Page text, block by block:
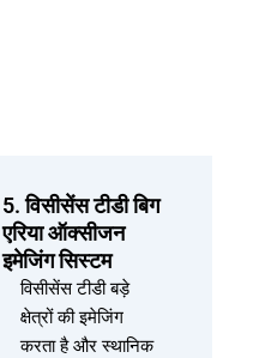
5. विसीसेंस टीडी बिग
एरिया ऑक्सीजन
इमेजिंग सिस्टम
विसीसेंस टीडी बड़े
क्षेत्रों की इमेजिंग
करता है और स्थानिक